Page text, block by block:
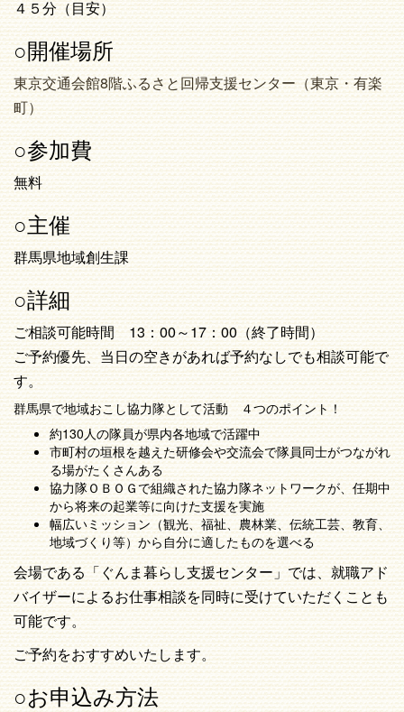
４５分（目安）
○開催場所
東京交通会館8階ふるさと回帰支援センター（東京・有楽
町）
○参加費
無料
○主催
群馬県地域創生課
○詳細
ご相談可能時間 13：00～17：00（終了時間）
ご予約優先、当日の空きがあれば予約なしでも相談可能で
す。
群馬県で地域おこし協力隊として活動 ４つのポイント！
約130人の隊員が県内各地域で活躍中
市町村の垣根を越えた研修会や交流会で隊員同士がつながれ
る場がたくさんある
協力隊ＯＢＯＧで組織された協力隊ネットワークが、任期中
から将来の起業等に向けた支援を実施
幅広いミッション（観光、福祉、農林業、伝統工芸、教育、
地域づくり等）から自分に適したものを選べる
会場である「ぐんま暮らし支援センター」では、就職アド
バイザーによるお仕事相談を同時に受けていただくことも
可能です。
ご予約をおすすめいたします。
○お申込み方法